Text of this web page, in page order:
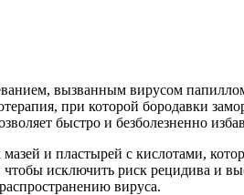
вызванным вирусом
при которой бородавки
быстро и безболезненно
и пластырей с кислотами,
исключить риск рецидива и
вируса.